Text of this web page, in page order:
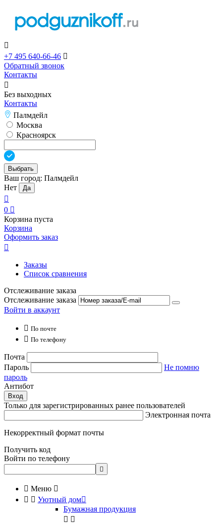

+7 495 640-66-46 
Обратный звонок
Контакты

Без выходных
Контакты
Палмдейл
Москва
Красноярск
Выбрать
Ваш город: Палмдейл
Нет
Да

0 
Корзина пуста
Корзина
Оформить заказ

Заказы
Список сравнения
Отслеживание заказа
Отслеживание заказа
Войти в аккаунт
 По почте
 По телефону
Почта
Пароль
Не помню
пароль
Антибот
Вход
Только для зарегистрированных ранее пользователей
Электронная почта
Некорректный формат почты
Получить код
Войти по телефону

 Меню 
  Уютный дом
Бумажная продукция
 